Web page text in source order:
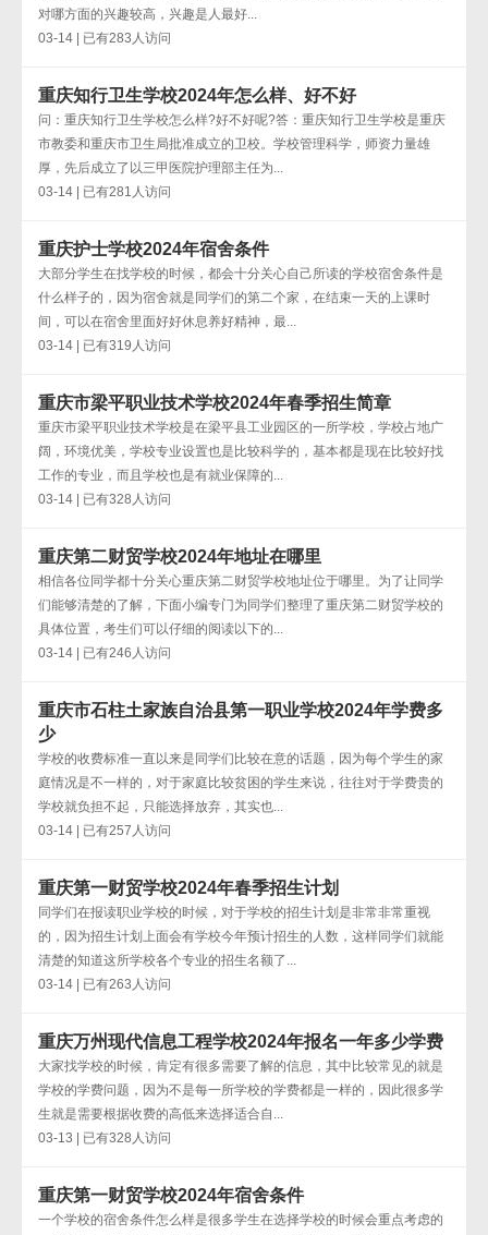
对哪方面的兴趣较高，兴趣是人最好...
03-14 | 已有283人访问
重庆知行卫生学校2024年怎么样、好不好
问：重庆知行卫生学校怎么样?好不好呢?答：重庆知行卫生学校是重庆
市教委和重庆市卫生局批准成立的卫校。学校管理科学，师资力量雄
厚，先后成立了以三甲医院护理部主任为...
03-14 | 已有281人访问
重庆护士学校2024年宿舍条件
大部分学生在找学校的时候，都会十分关心自己所读的学校宿舍条件是
什么样子的，因为宿舍就是同学们的第二个家，在结束一天的上课时
间，可以在宿舍里面好好休息养好精神，最...
03-14 | 已有319人访问
重庆市梁平职业技术学校2024年春季招生简章
重庆市梁平职业技术学校是在梁平县工业园区的一所学校，学校占地广
阔，环境优美，学校专业设置也是比较科学的，基本都是现在比较好找
工作的专业，而且学校也是有就业保障的...
03-14 | 已有328人访问
重庆第二财贸学校2024年地址在哪里
相信各位同学都十分关心重庆第二财贸学校地址位于哪里。为了让同学
们能够清楚的了解，下面小编专门为同学们整理了重庆第二财贸学校的
具体位置，考生们可以仔细的阅读以下的...
03-14 | 已有246人访问
重庆市石柱土家族自治县第一职业学校2024年学费多
少
学校的收费标准一直以来是同学们比较在意的话题，因为每个学生的家
庭情况是不一样的，对于家庭比较贫困的学生来说，往往对于学费贵的
学校就负担不起，只能选择放弃，其实也...
03-14 | 已有257人访问
重庆第一财贸学校2024年春季招生计划
同学们在报读职业学校的时候，对于学校的招生计划是非常非常重视
的，因为招生计划上面会有学校今年预计招生的人数，这样同学们就能
清楚的知道这所学校各个专业的招生名额了...
03-14 | 已有263人访问
重庆万州现代信息工程学校2024年报名一年多少学费
大家找学校的时候，肯定有很多需要了解的信息，其中比较常见的就是
学校的学费问题，因为不是每一所学校的学费都是一样的，因此很多学
生就是需要根据收费的高低来选择适合自...
03-13 | 已有328人访问
重庆第一财贸学校2024年宿舍条件
一个学校的宿舍条件怎么样是很多学生在选择学校的时候会重点考虑的